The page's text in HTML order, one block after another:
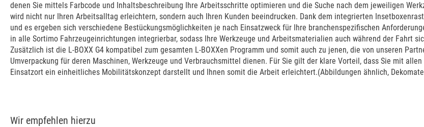
denen Sie mittels Farbcode und Inhaltsbeschreibung Ihre Arbeitsschritte optimieren und die Suche nach dem jeweiligen
wird nicht nur Ihren Arbeitsalltag erleichtern, sondern auch Ihren Kunden beeindrucken. Dank dem integrierten
und es ergeben sich verschiedene Bestückungsmöglichkeiten je nach Einsatzweck für Ihre branchenspezifischen
in alle Sortimo Fahrzeugeinrichtungen integrierbar, sodass Ihre Werkzeuge und Arbeitsmaterialien auch während der Fahrt
Zusätzlich ist die L-BOXX G4 kompatibel zum gesamten L-BOXXen Programm und somit auch zu jenen, die von unseren
Umverpackung für deren Maschinen, Werkzeuge und Verbrauchsmittel dienen. Für Sie gilt der klare Vorteil, dass Sie mit
Einsatzort ein einheitliches Mobilitätskonzept darstellt und Ihnen somit die Arbeit erleichtert.(Abbildungen ähnlich,
Wir empfehlen hierzu